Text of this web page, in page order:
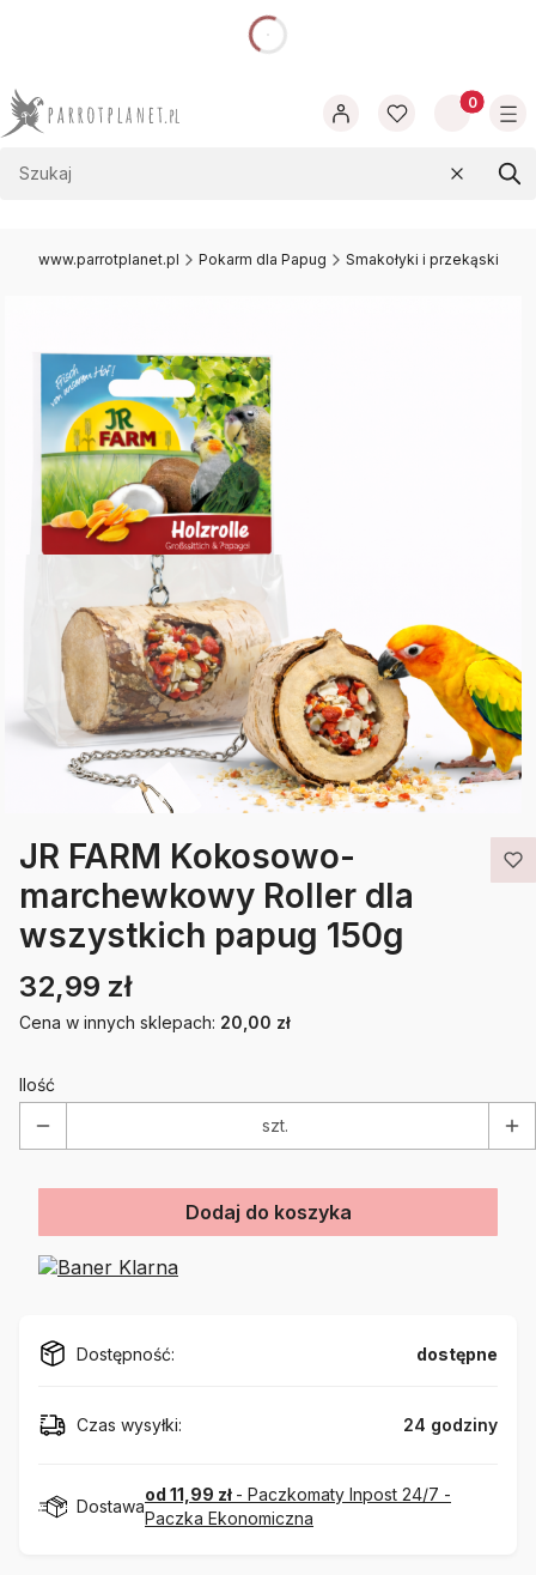
Produkty
Wyczyść
www.parrotplanet.pl Pokarm dla Papug Smakołyki i przekąski dla
JR FARM Kokosowo-
marchewkowy Roller dla
wszystkich papug 150g
Etykiety
Cena
32,99 zł
Cena w innych sklepach: 20,00 zł
Ilość
szt.
Dodaj do koszyka
Dostępność: dostępne
Czas wysyłki: 24 godziny
Dostawa
od 11,99 zł - Paczkomaty Inpost 24/7 -
Paczka Ekonomiczna